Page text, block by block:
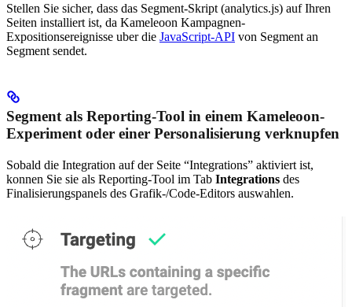
Stellen Sie sicher, dass das Segment-Skript (analytics.js) auf Ihren
Seiten installiert ist, da Kameleoon Kampagnen-
Expositionsereignisse uber die JavaScript-API von Segment an
Segment sendet.
Segment als Reporting-Tool in einem Kameleoon-
Experiment oder einer Personalisierung verknupfen
Sobald die Integration auf der Seite “Integrations” aktiviert ist,
konnen Sie sie als Reporting-Tool im Tab Integrations des
Finalisierungspanels des Grafik-/Code-Editors auswahlen.